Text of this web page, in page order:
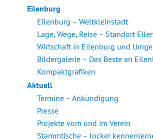
Eilenburg
Eilenburg – Weltkleinstadt
Lage, Wege, Reise – Standort
Wirtschaft in Eilenburg und
Bildergalerie – Das Beste an
Kompaktgrafiken
Aktuell
Termine – Ankündigung
Presse
Projekte vom und im Verein
Stammtische – locker